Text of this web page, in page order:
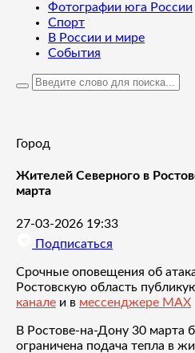
Фотографии юга России
Спорт
В России и мире
События
Город
Жителей Северного в
марта
27-03-2026 19:33
Подписаться
Срочные оповещения об
Ростовскую область
канале и в мессенджере MAX
В Ростове-на-Дону 30 марта
ограничена подача тепла в